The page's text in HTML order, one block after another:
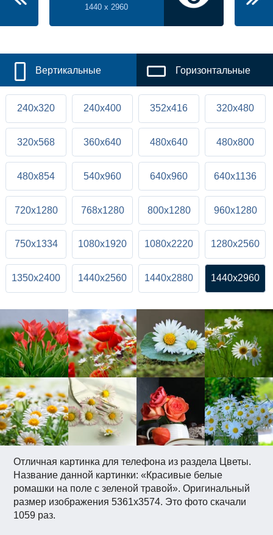
Отличная картинка для телефона из раздела Цветы.
Название данной картинки: «Красивые белые
ромашки на поле с зеленой травой». Оригинальный
размер изображения 5361x3574. Это фото скачали
1059 раз.
1440 x 2960
Вертикальные Горизонтальные
240x320 240x400 352x416 320x480
320x568 360x640 480x640 480x800
480x854 540x960 640x960 640x1136
720x1280 768x1280 800x1280 960x1280
750x1334 1080x1920 1080x2220 1280x2560
1350x2400 1440x2560 1440x2880 1440x2960